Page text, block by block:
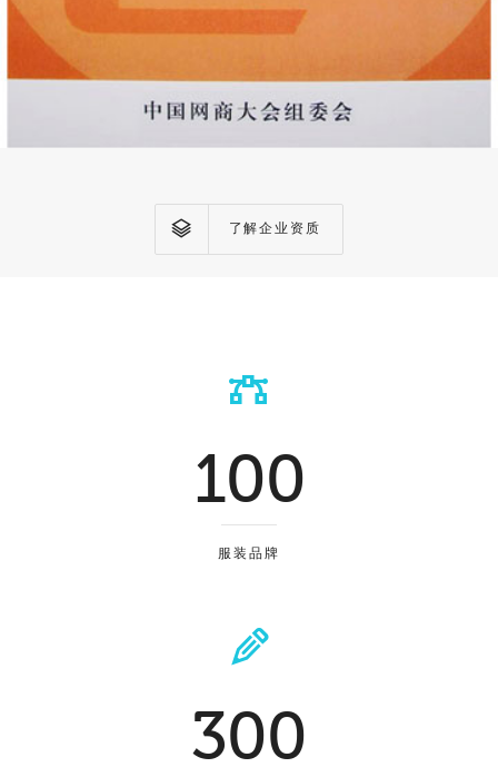
了解企业资质
100
服装品牌
300